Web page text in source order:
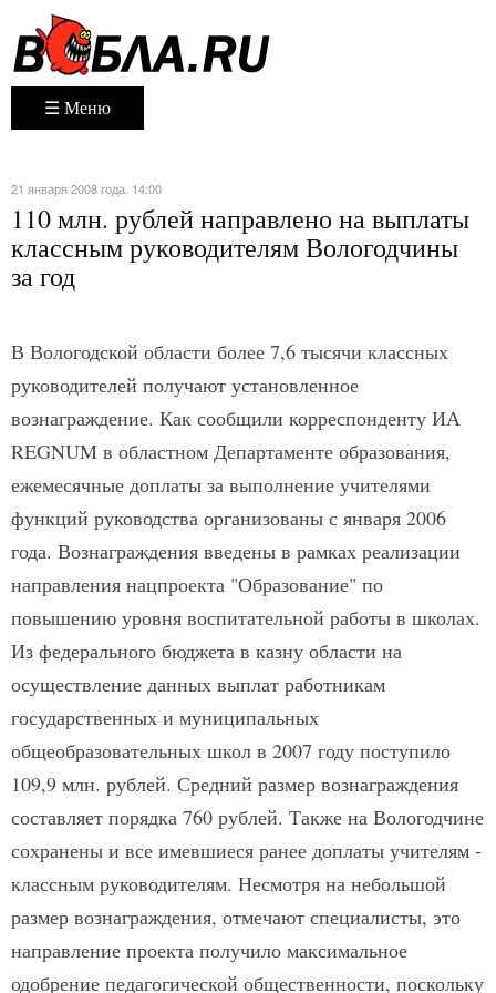
☰ Меню
21 января 2008 года. 14:00
110 млн. рублей направлено на выплаты
классным руководителям Вологодчины
за год
В Вологодской области более 7,6 тысячи классных
руководителей получают установленное
вознаграждение. Как сообщили корреспонденту ИА
REGNUM в областном Департаменте образования,
ежемесячные доплаты за выполнение учителями
функций руководства организованы с января 2006
года. Вознаграждения введены в рамках реализации
направления нацпроекта "Образование" по
повышению уровня воспитательной работы в школах.
Из федерального бюджета в казну области на
осуществление данных выплат работникам
государственных и муниципальных
общеобразовательных школ в 2007 году поступило
109,9 млн. рублей. Средний размер вознаграждения
составляет порядка 760 рублей. Также на Вологодчине
сохранены и все имевшиеся ранее доплаты учителям -
классным руководителям. Несмотря на небольшой
размер вознаграждения, отмечают специалисты, это
направление проекта получило максимальное
одобрение педагогической общественности, поскольку